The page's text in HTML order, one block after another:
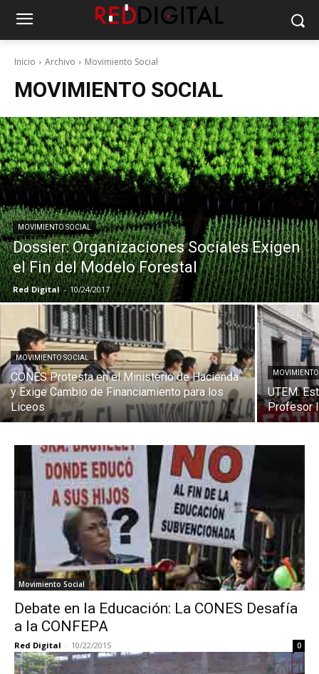
Inicio Archivo Movimiento Social
MOVIMIENTO SOCIAL
MOVIMIENTO SOCIAL
Dossier: Organizaciones Sociales Exigen
el Fin del Modelo Forestal
Red Digital - 10/24/2017
MOVIMIENTO SOCIAL
CONES Protesta en el Ministerio de Hacienda
y Exige Cambio de Financiamiento para los
Liceos
UTEM:
Profesor
Movimiento Social
Debate en la Educación: La CONES Desafía
a la CONFEPA
Red Digital - 10/22/2015 0